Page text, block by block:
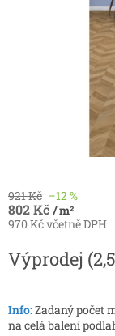
921 Kč –12 %
802 Kč / m²
970 Kč včetně DPH
cena:
Výprodej
Info:Zadaný počet
na celá balení